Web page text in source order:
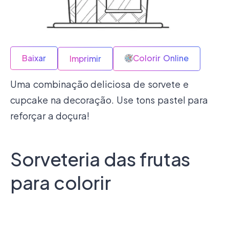
Baixar Imprimir Colorir Online
Uma combinação deliciosa de sorvete e
cupcake na decoração. Use tons pastel para
reforçar a doçura!
Sorveteria das frutas
para colorir